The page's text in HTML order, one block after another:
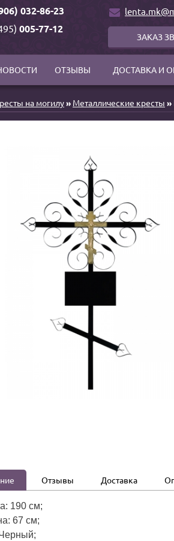
032-86-23
005-77-12
ЗАКАЗ
ОТЗЫВЫ ДОСТАВКА И
на могилу» Металлические кресты »
Отзывы Доставка
190 см;
67 см;